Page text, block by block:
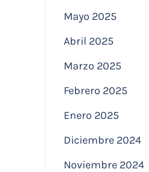
Mayo 2025
Abril 2025
Marzo 2025
Febrero 2025
Enero 2025
Diciembre 2024
Noviembre 2024